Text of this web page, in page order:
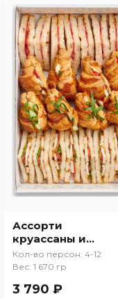
Ассорти
круассаны и
сэндвичи
Кол-во персон: 4-12
Вес: 1 670 гр
3 790 ₽